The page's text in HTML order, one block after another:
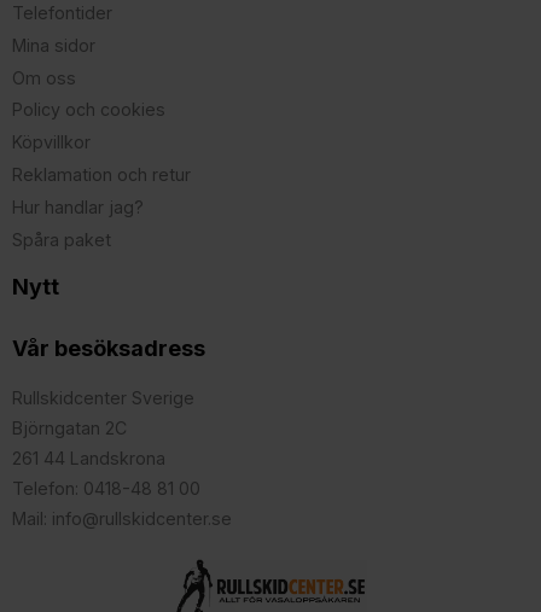
Telefontider
Mina sidor
Om oss
Policy och cookies
Köpvillkor
Reklamation och retur
Hur handlar jag?
Spåra paket
Nytt
Vår besöksadress
Rullskidcenter Sverige
Björngatan 2C
261 44 Landskrona
Telefon: 0418-48 81 00
Mail: info@rullskidcenter.se